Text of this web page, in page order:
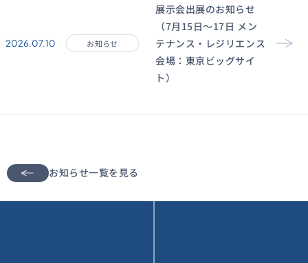
2026.07.10 お知らせ
展示会出展のお知らせ
（7月15日〜17日 メン
テナンス・レジリエンス
会場：東京ビッグサイ
ト）
お知らせ一覧を見る